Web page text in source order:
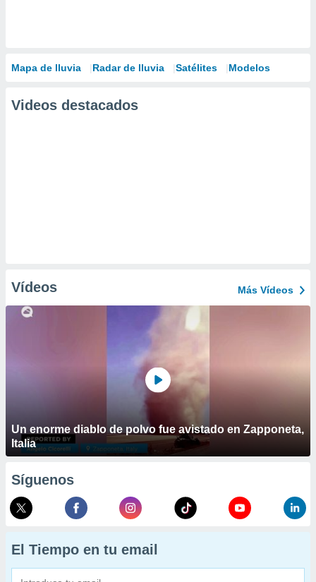
Mapa de lluvia Radar de lluvia Satélites Modelos
Videos destacados
Vídeos Más Vídeos
Un enorme diablo de polvo fue avistado en Zapponeta,
Italia
Síguenos
El Tiempo en tu email